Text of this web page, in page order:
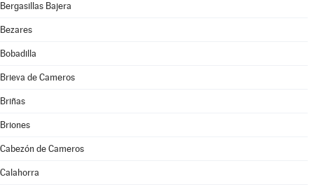
Bergasillas Bajera
Bezares
Bobadilla
Brieva de Cameros
Briñas
Briones
Cabezón de Cameros
Calahorra